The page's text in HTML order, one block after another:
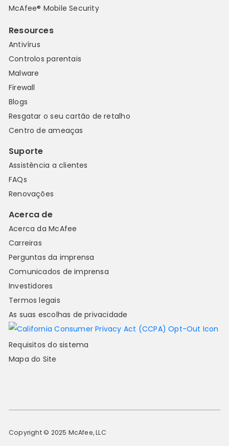
McAfee® Mobile Security
Resources
Antivírus
Controlos parentais
Malware
Firewall
Blogs
Resgatar o seu cartão de retalho
Centro de ameaças
Suporte
Assistência a clientes
FAQs
Renovações
Acerca de
Acerca da McAfee
Carreiras
Perguntas da imprensa
Comunicados de imprensa
Investidores
Termos legais
As suas escolhas de privacidade
Requisitos do sistema
Mapa do Site
Copyright © 2025 McAfee, LLC